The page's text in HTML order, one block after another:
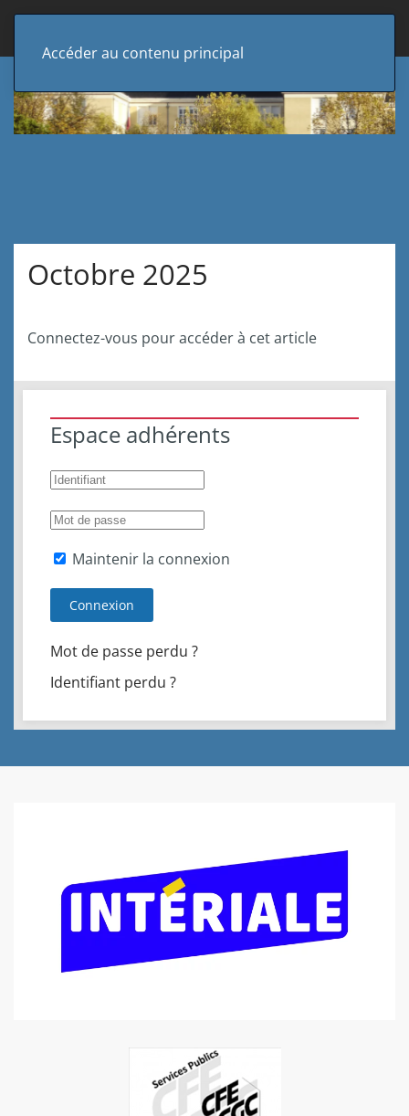
Accéder au contenu principal
Octobre 2025
Connectez-vous pour accéder à cet article
Espace adhérents
Maintenir la connexion
Connexion
Mot de passe perdu ?
Identifiant perdu ?